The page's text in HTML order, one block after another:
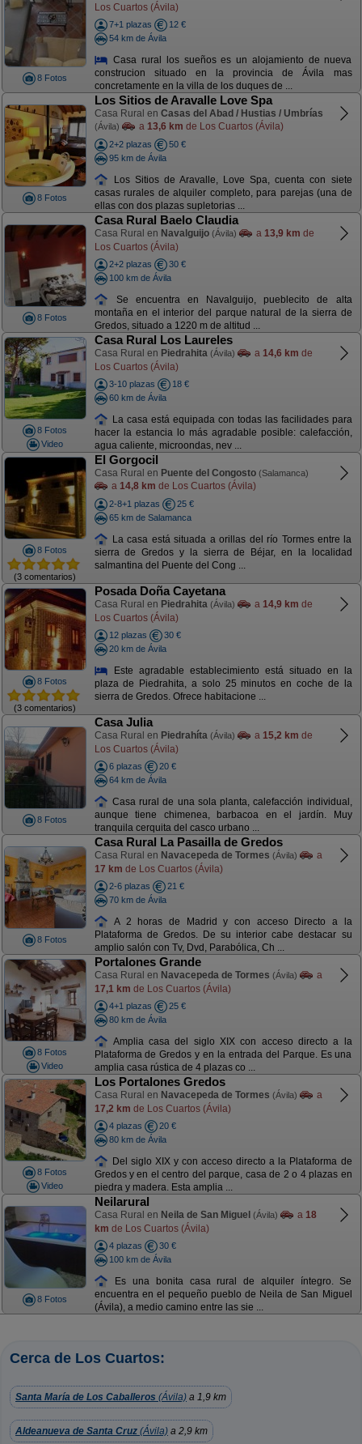
8 Fotos
Los Cuartos (Ávila)
7+1 plazas
12 €
54 km de Ávila
Casa rural los sueños es un alojamiento de nueva
construcion situado en la provincia de Ávila mas
concretamente en la villa de los duques de ...
8 Fotos
Los Sitios de Aravalle Love Spa
Casa Rural en Casas del Abad / Hustias / Umbrías
(Ávila) a 13,6 km de Los Cuartos (Ávila)
2+2 plazas
50 €
95 km de Ávila
Los Sitios de Aravalle, Love Spa, cuenta con siete
casas rurales de alquiler completo, para parejas (una de
ellas con dos plazas supletorias ...
8 Fotos
Casa Rural Baelo Claudia
Casa Rural en Navalguijo (Ávila) a 13,9 km de
Los Cuartos (Ávila)
2+2 plazas
30 €
100 km de Ávila
Se encuentra en Navalguijo, pueblecito de alta
montaña en el interior del parque natural de la sierra de
Gredos, situado a 1220 m de altitud ...
8 Fotos
Video
Casa Rural Los Laureles
Casa Rural en Piedrahita (Ávila) a 14,6 km de
Los Cuartos (Ávila)
3-10 plazas
18 €
60 km de Ávila
La casa está equipada con todas las facilidades para
hacer la estancia lo más agradable posible: calefacción,
agua caliente, microondas, nev ...
8 Fotos
(3 comentarios)
El Gorgocil
Casa Rural en Puente del Congosto (Salamanca)
a 14,8 km de Los Cuartos (Ávila)
2-8+1 plazas
25 €
65 km de Salamanca
La casa está situada a orillas del río Tormes entre la
sierra de Gredos y la sierra de Béjar, en la localidad
salmantina del Puente del Cong ...
8 Fotos
(3 comentarios)
Posada Doña Cayetana
Casa Rural en Piedrahita (Ávila) a 14,9 km de
Los Cuartos (Ávila)
12 plazas
30 €
20 km de Ávila
Este agradable establecimiento está situado en la
plaza de Piedrahita, a solo 25 minutos en coche de la
sierra de Gredos. Ofrece habitacione ...
8 Fotos
Casa Julia
Casa Rural en Piedrahíta (Ávila) a 15,2 km de
Los Cuartos (Ávila)
6 plazas
20 €
64 km de Ávila
Casa rural de una sola planta, calefacción individual,
aunque tiene chimenea, barbacoa en el jardín. Muy
tranquila cerquita del casco urbano ...
8 Fotos
Casa Rural La Pasailla de Gredos
Casa Rural en Navacepeda de Tormes (Ávila)
a
17 km de Los Cuartos (Ávila)
2-6 plazas
21 €
70 km de Ávila
A 2 horas de Madrid y con acceso Directo a la
Plataforma de Gredos. De su interior cabe destacar su
amplio salón con Tv, Dvd, Parabólica, Ch ...
8 Fotos
Video
Portalones Grande
Casa Rural en Navacepeda de Tormes (Ávila)
a
17,1 km de Los Cuartos (Ávila)
4+1 plazas
25 €
80 km de Ávila
Amplia casa del siglo XIX con acceso directo a la
Plataforma de Gredos y en la entrada del Parque. Es una
amplia casa rústica de 4 plazas co ...
8 Fotos
Video
Los Portalones Gredos
Casa Rural en Navacepeda de Tormes (Ávila)
a
17,2 km de Los Cuartos (Ávila)
4 plazas
20 €
80 km de Ávila
Del siglo XIX y con acceso directo a la Plataforma de
Gredos y en el centro del parque, casa de 2 o 4 plazas en
piedra y madera. Esta amplia ...
8 Fotos
Neilarural
Casa Rural en Neila de San Miguel (Ávila) a 18
km de Los Cuartos (Ávila)
4 plazas
30 €
100 km de Ávila
Es una bonita casa rural de alquiler íntegro. Se
encuentra en el pequeño pueblo de Neila de San Miguel
(Ávila), a medio camino entre las sie ...
Cerca de Los Cuartos:
Santa María de Los Caballeros (Ávila) a 1,9 km
Aldeanueva de Santa Cruz (Ávila) a 2,9 km